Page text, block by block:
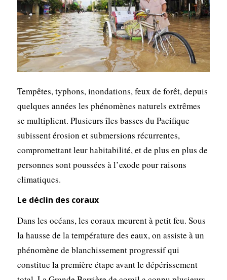
Tempêtes, typhons, inondations, feux de forêt, depuis
quelques années les phénomènes naturels extrêmes
se multiplient. Plusieurs îles basses du Pacifique
subissent érosion et submersions récurrentes,
compromettant leur habitabilité, et de plus en plus de
personnes sont poussées à l’exode pour raisons
climatiques.
Le déclin des coraux
Dans les océans, les coraux meurent à petit feu. Sous
la hausse de la température des eaux, on assiste à un
phénomène de blanchissement progressif qui
constitue la première étape avant le dépérissement